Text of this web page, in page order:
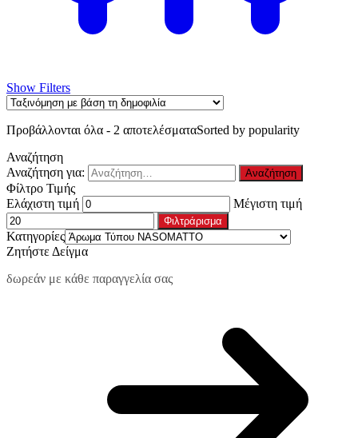
Show Filters
Προβάλλονται όλα - 2 αποτελέσματαSorted by popularity
Αναζήτηση
Αναζήτηση για:
Φίλτρο Τιμής
Ελάχιστη τιμή
Μέγιστη τιμή
Φιλτράρισμα
Κατηγορίες
Ζητήστε Δείγμα
δωρεάν με κάθε παραγγελία σας